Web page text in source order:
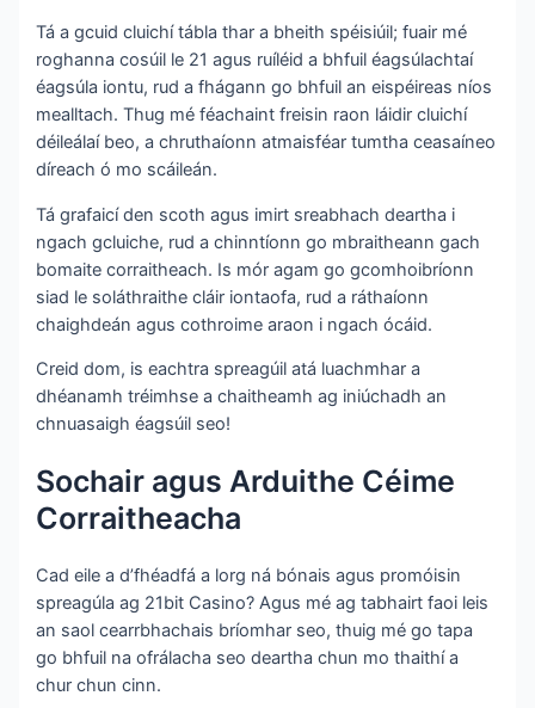
Tá a gcuid cluichí tábla thar a bheith spéisiúil; fuair mé
roghanna cosúil le 21 agus ruíléid a bhfuil éagsúlachtaí
éagsúla iontu, rud a fhágann go bhfuil an eispéireas níos
mealltach. Thug mé féachaint freisin raon láidir cluichí
déileálaí beo, a chruthaíonn atmaisféar tumtha ceasaíneo
díreach ó mo scáileán.
Tá grafaicí den scoth agus imirt sreabhach deartha i
ngach gcluiche, rud a chinntíonn go mbraitheann gach
bomaite corraitheach. Is mór agam go gcomhoibríonn
siad le soláthraithe cláir iontaofa, rud a ráthaíonn
chaighdeán agus cothroime araon i ngach ócáid.
Creid dom, is eachtra spreagúil atá luachmhar a
dhéanamh tréimhse a chaitheamh ag iniúchadh an
chnuasaigh éagsúil seo!
Sochair agus Arduithe Céime
Corraitheacha
Cad eile a d’fhéadfá a lorg ná bónais agus promóisin
spreagúla ag 21bit Casino? Agus mé ag tabhairt faoi leis
an saol cearrbhachais bríomhar seo, thuig mé go tapa
go bhfuil na ofrálacha seo deartha chun mo thaithí a
chur chun cinn.